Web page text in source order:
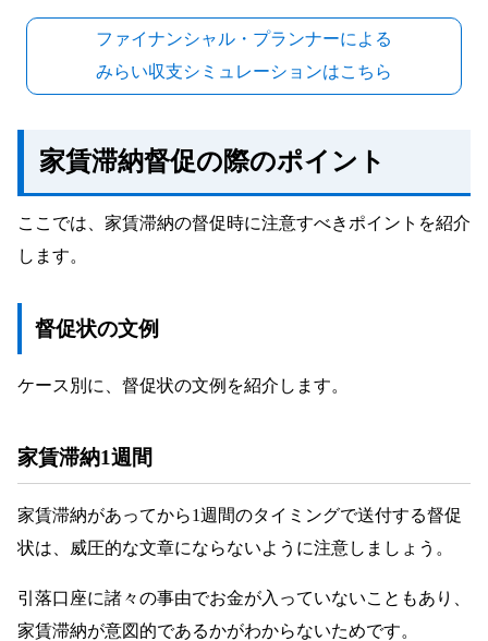
ファイナンシャル・プランナーによる
みらい収支シミュレーションはこちら
家賃滞納督促の際のポイント
ここでは、家賃滞納の督促時に注意すべきポイントを紹介
します。
督促状の文例
ケース別に、督促状の文例を紹介します。
家賃滞納1週間
家賃滞納があってから1週間のタイミングで送付する督促
状は、威圧的な文章にならないように注意しましょう。
引落口座に諸々の事由でお金が入っていないこともあり、
家賃滞納が意図的であるかがわからないためです。